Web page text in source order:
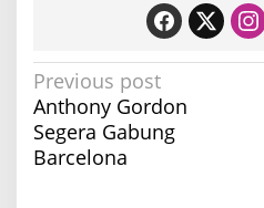
P
o
s
t
Previous post
Anthony Gordon
Segera Gabung
Barcelona